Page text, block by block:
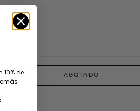
AGOTADO
10% de